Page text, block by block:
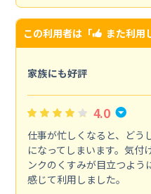
この利用者は「 また利用
家族にも好評
4.0
仕事が忙しくなると、どう
になってしまいます。気付
ンクのくすみが目立つよう
感じて利用しました。